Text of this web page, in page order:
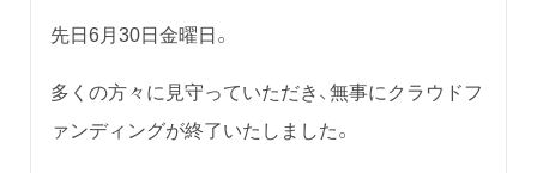
先日6月30日金曜日。
多くの方々に見守っていただき、無事にクラウドフ
ァンディングが終了いたしました。